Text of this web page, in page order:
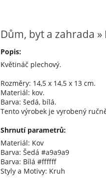
Dům, byt a zahrada
Popis:
Květináč plechový.
Rozměry: 14,5 x 14,5 x 13 cm.
Materiál: kov.
Barva: šedá, bílá.
Tento výrobek je vyrobený
Shrnutí parametrů:
Materiál: Kov
Barva: Šedá #a9a9a9
Barva: Bílá #ffffff
Styly a Motivy: Kruh